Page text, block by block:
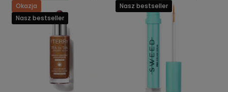
Okazja
Nasz bestseller
Nasz bestseller